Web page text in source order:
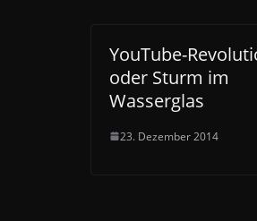
YouTube-
oder Sturm im
Wasserglas
23. Dezember 2014